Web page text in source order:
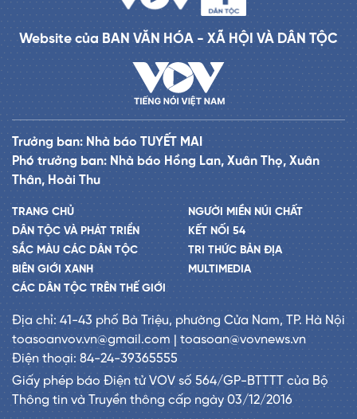
Website của BAN VĂN HÓA - XÃ HỘI VÀ DÂN TỘC
Trưởng ban: Nhà báo TUYẾT MAI
Phó trưởng ban: Nhà báo Hồng Lan, Xuân Thọ, Xuân
Thân, Hoài Thu
TRANG CHỦ
DÂN TỘC VÀ PHÁT TRIỂN
SẮC MÀU CÁC DÂN TỘC
BIÊN GIỚI XANH
CÁC DÂN TỘC TRÊN THẾ GIỚI
NGƯỜI MIỀN NÚI CHẤT
KẾT NỐI 54
TRI THỨC BẢN ĐỊA
MULTIMEDIA
Địa chỉ: 41-43 phố Bà Triệu, phường Cửa Nam, TP. Hà Nội
toasoanvov.vn@gmail.com | toasoan@vovnews.vn
Điện thoại: 84-24-39365555
Giấy phép báo Điện tử VOV số 564/GP-BTTTT của Bộ
Thông tin và Truyền thông cấp ngày 03/12/2016